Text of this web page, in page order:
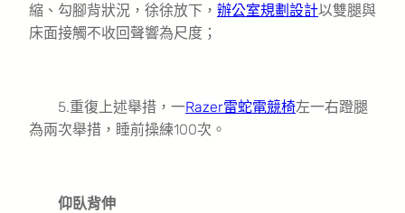
縮、勾腳背狀況，徐徐放下， 辦公室規劃設計以雙腿與
床面接觸不收回聲響為尺度；
5.重復上述舉措，一Razer雷蛇電競椅左一右蹬腿
為兩次舉措，睡前操練100次。
仰臥背伸